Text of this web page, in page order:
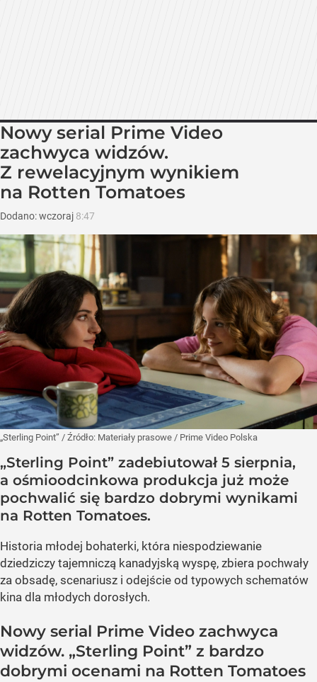
Nowy serial Prime Video
zachwyca widzów.
Z rewelacyjnym wynikiem
na Rotten Tomatoes
Dodano:wczoraj 8:47
„Sterling Point” / Źródło: Materiały prasowe / Prime Video Polska
„Sterling Point” zadebiutował 5 sierpnia,
a ośmioodcinkowa produkcja już może
pochwalić się bardzo dobrymi wynikami
na Rotten Tomatoes.
Historia młodej bohaterki, która niespodziewanie
dziedziczy tajemniczą kanadyjską wyspę, zbiera pochwały
za obsadę, scenariusz i odejście od typowych schematów
kina dla młodych dorosłych.
Nowy serial Prime Video zachwyca
widzów. „Sterling Point” z bardzo
dobrymi ocenami na Rotten Tomatoes